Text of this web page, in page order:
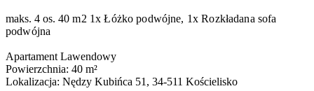
maks. 4 os. 40 m2 1x Łóżko podwójne, 1x Rozkładana sofa
podwójna
Apartament Lawendowy
Powierzchnia: 40 m²
Lokalizacja: Nędzy Kubińca 51, 34-511 Kościelisko